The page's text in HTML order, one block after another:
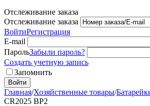
Отслеживание заказа
Отслеживание заказа
ВойтиРегистрация
E-mail
ПарольЗабыли пароль?
Создать учетную запись
Запомнить
Войти
Главная/Хозяйственные товары/
CR2025 BP2